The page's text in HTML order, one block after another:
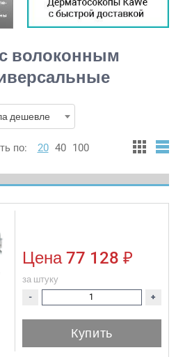
волоконным
дешевле
по: 20 40 100
Цена77 128 ₽
за штуку
- +
Купить